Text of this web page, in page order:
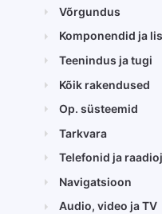
Võrgundus
Komponendid ja
Teenindus ja tugi
Kõik rakendused
Op. süsteemid
Tarkvara
Telefonid ja
Navigatsioon
Audio, video ja TV